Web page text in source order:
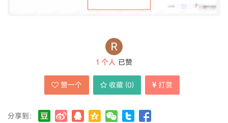
1 个人 已赞
赞一个 收藏 (0) 打赏
分享到：